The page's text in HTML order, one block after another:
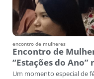
encontro de mulheres
Encontro de
“Estações do
Um momento especial de